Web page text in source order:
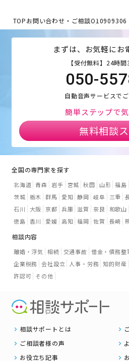
TOPお問い合わせ・ご相談O10909306
まずは、お気軽にお
【受付無料】24時
050-
自動音声サービスで
簡単ステップで
無料相談
全国の専門家を探す
北海道 青森 岩手 宮城 秋田 山形 福島
茨城 栃木 群馬 愛知 静岡 岐阜 三重
石川
大阪 京都 兵庫 滋賀 奈良 和歌山
徳島 香川 愛媛 高知 福岡 佐賀 長崎
相談内容
離婚・浮気 相続 交通事故 借金・債務整
企業税務 会社設立 人事・労務 知的財産
許認可 その他
相談サポートとは
ご相談者様の声
お役立ち記事